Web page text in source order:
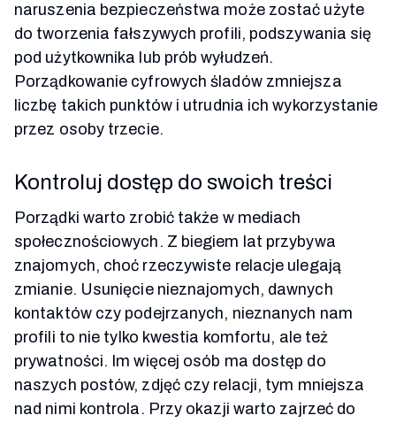
naruszenia bezpieczeństwa może zostać użyte
do tworzenia fałszywych profili, podszywania się
pod użytkownika lub prób wyłudzeń.
Porządkowanie cyfrowych śladów zmniejsza
liczbę takich punktów i utrudnia ich wykorzystanie
przez osoby trzecie.
Kontroluj dostęp do swoich treści
Porządki warto zrobić także w mediach
społecznościowych. Z biegiem lat przybywa
znajomych, choć rzeczywiste relacje ulegają
zmianie. Usunięcie nieznajomych, dawnych
kontaktów czy podejrzanych, nieznanych nam
profili to nie tylko kwestia komfortu, ale też
prywatności. Im więcej osób ma dostęp do
naszych postów, zdjęć czy relacji, tym mniejsza
nad nimi kontrola. Przy okazji warto zajrzeć do